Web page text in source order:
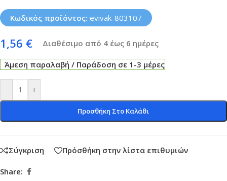
Κωδικός προϊόντος: evivak-803107
1,56 € Διαθέσιμο από 4 έως 6 ημέρες
Άμεση παραλαβή / Παράδοση σε 1-3 μέρες
- +
Προσθήκη Στο Καλάθι
Σύγκριση Πρόσθήκη στην λίστα επιθυμιών
Share: